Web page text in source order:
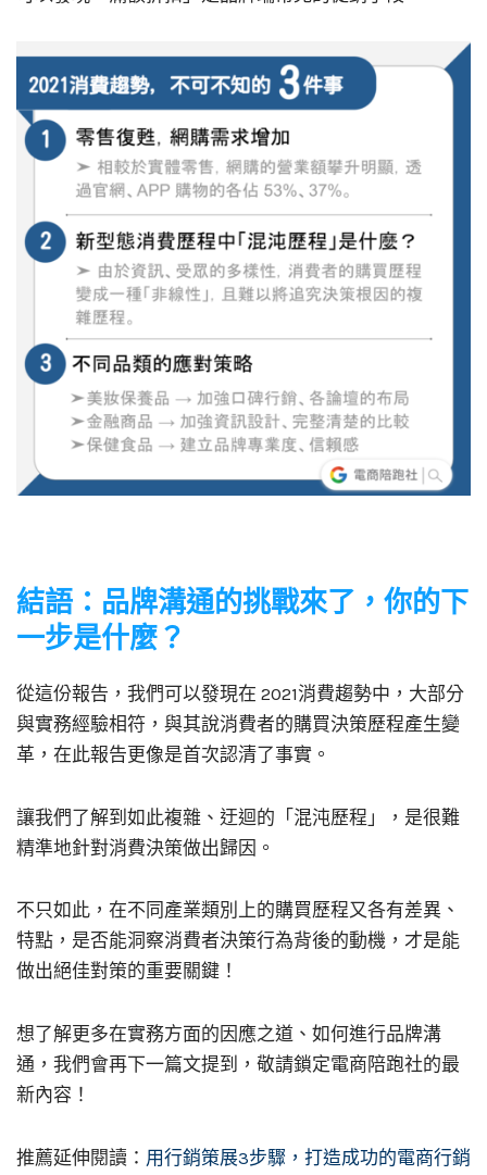
結語：品牌溝通的挑戰來了，你的下
一步是什麼？
從這份報告，我們可以發現在 2021消費趨勢中，大部分
與實務經驗相符，與其說消費者的購買決策歷程產生變
革，在此報告更像是首次認清了事實。
讓我們了解到如此複雜、迂迴的「混沌歷程」，是很難
精準地針對消費決策做出歸因。
不只如此，在不同產業類別上的購買歷程又各有差異、
特點，是否能洞察消費者決策行為背後的動機，才是能
做出絕佳對策的重要關鍵！
想了解更多在實務方面的因應之道、如何進行品牌溝
通，我們會再下一篇文提到，敬請鎖定電商陪跑社的最
新內容！
推薦延伸閱讀： 用行銷策展3步驟，打造成功的電商行銷